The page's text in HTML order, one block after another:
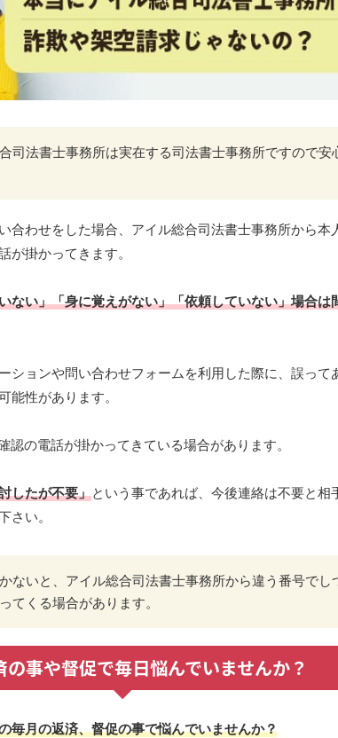
司法書士事務所は実在する司法書士事務所ですので安
合わせをした場合、アイル総合司法書士事務所から本
が掛かってきます。
ない」「身に覚えがない」「依頼していない」場合は
ションや問い合わせフォームを利用した際に、誤って
能性があります。
認の電話が掛かってきている場合があります。
したが不要」という事であれば、今後連絡は不要と相
さい。
ないと、アイル総合司法書士事務所から違う番号でし
てくる場合があります。
の事や督促で毎日悩んでいませんか？
毎月の返済、督促の事で悩んでいませんか？